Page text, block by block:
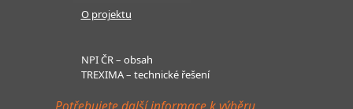
O projektu
NPI ČR – obsah
TREXIMA – technické řešení